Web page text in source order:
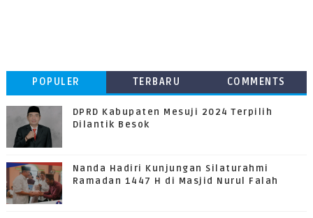
POPULER TERBARU COMMENTS
DPRD Kabupaten Mesuji 2024 Terpilih
Dilantik Besok
Nanda Hadiri Kunjungan Silaturahmi
Ramadan 1447 H di Masjid Nurul Falah